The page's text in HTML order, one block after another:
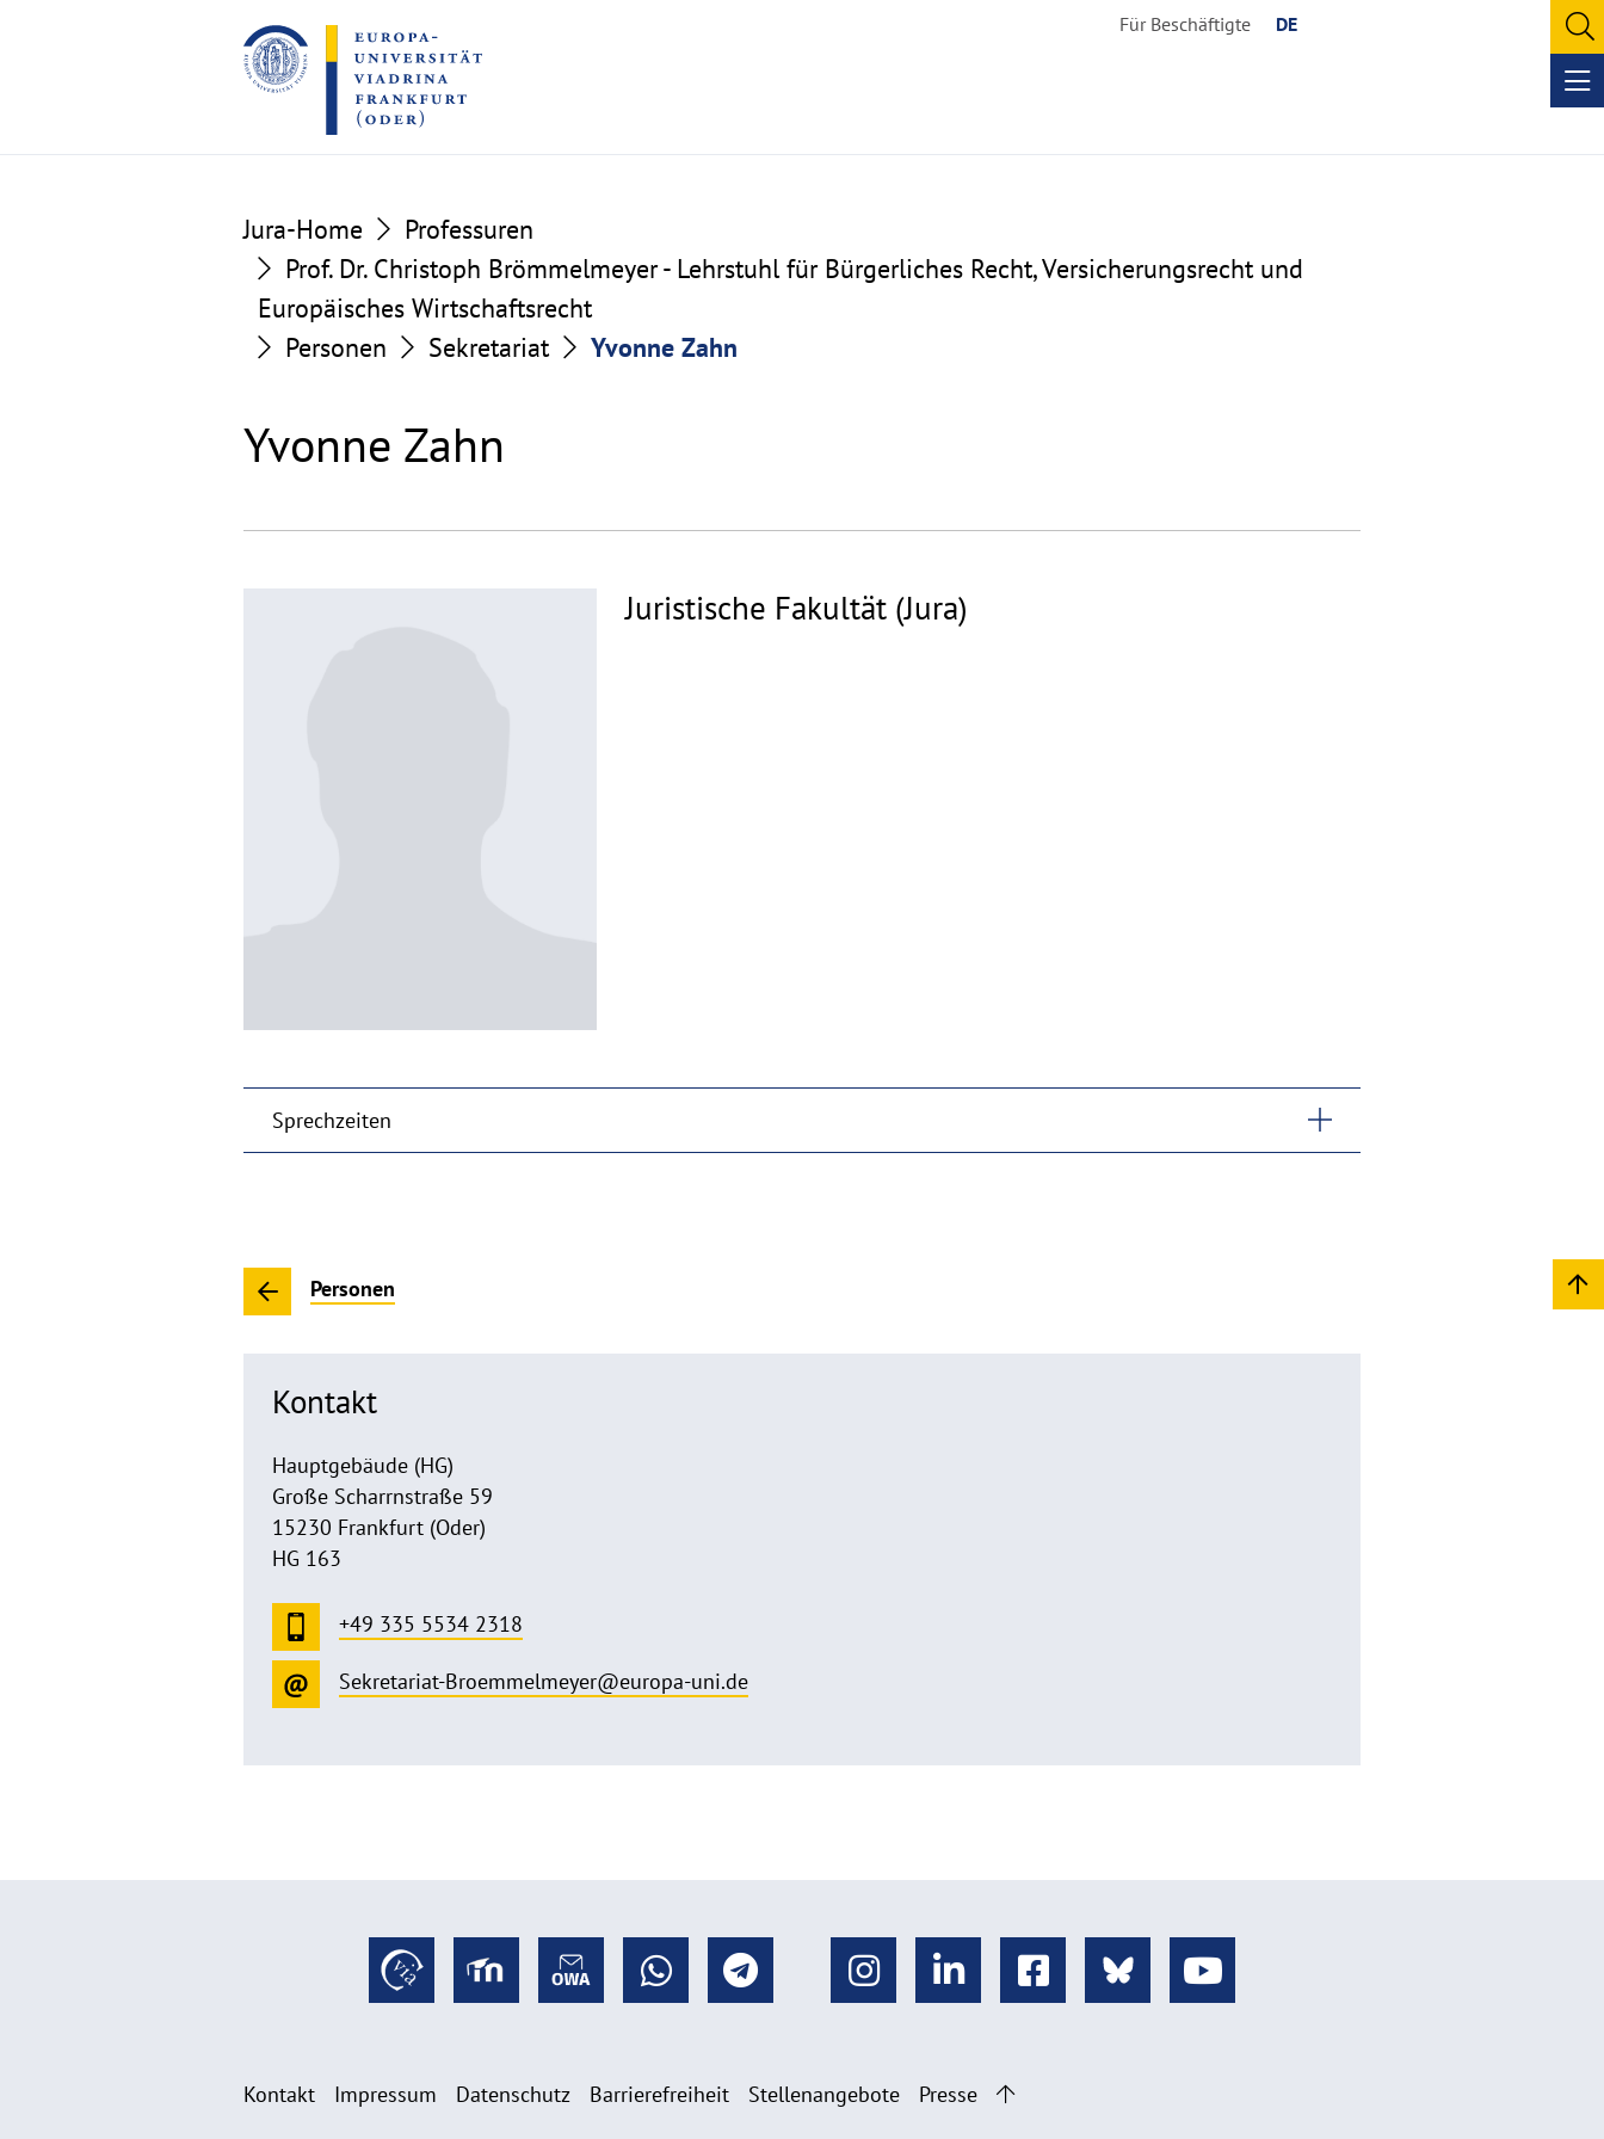
to
the
content
to
the
footer
Für Beschäftigte DE
Jura-Home
Professuren
Prof. Dr. Christoph Brömmelmeyer - Lehrstuhl für Bürgerliches Recht, Versicherungsrecht und
Europäisches Wirtschaftsrecht
Personen
Sekretariat Yvonne Zahn
Yvonne Zahn
Juristische Fakultät (Jura)
Sprechzeiten
Personen
Kontakt
Hauptgebäude (HG)
Große Scharrnstraße 59
15230 Frankfurt (Oder)
HG 163
+49 335 5534 2318
Sekretariat-Broemmelmeyer@europa-uni.de
Kontakt Impressum Datenschutz Barrierefreiheit Stellenangebote Presse